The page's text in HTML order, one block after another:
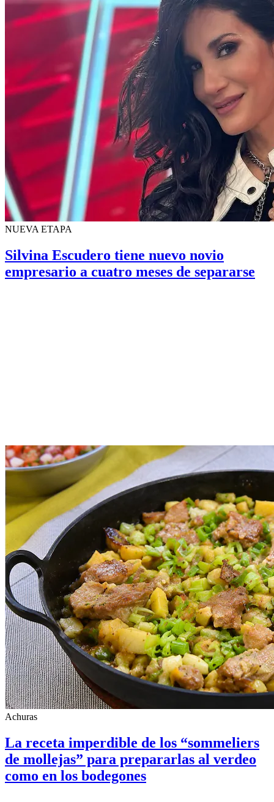
NUEVA ETAPA
Silvina Escudero tiene nuevo novio
empresario a cuatro meses de separarse
Achuras
La receta imperdible de los “sommeliers
de mollejas” para prepararlas al verdeo
como en los bodegones